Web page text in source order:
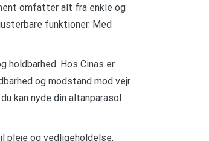
omfatter alt fra enkle og
funktioner. Med
holdbarhed. Hos Cinas er
og modstand mod vejr
kan nyde din altanparasol
pleje og vedligeholdelse,